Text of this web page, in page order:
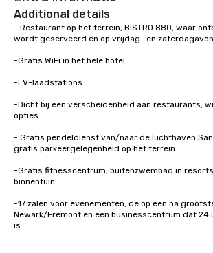
Additional details
- Restaurant op het terrein, BISTRO 880, waar
wordt geserveerd en op vrijdag- en
-Gratis WiFi in het hele hotel
-EV-laadstations
-Dicht bij een verscheidenheid aan restaurants,
opties
- Gratis pendeldienst van/naar de luchthaven
gratis parkeergelegenheid op het terrein
-Gratis fitnesscentrum, buitenzwembad in
binnentuin
-17 zalen voor evenementen, de op een na
Newark/Fremont en een businesscentrum dat 24
is